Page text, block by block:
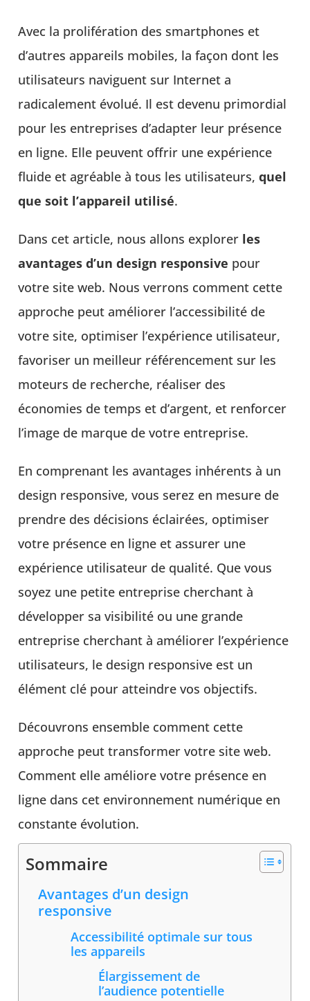
Avec la prolifération des smartphones et
d’autres appareils mobiles, la façon dont les
utilisateurs naviguent sur Internet a
radicalement évolué. Il est devenu primordial
pour les entreprises d’adapter leur présence
en ligne. Elle peuvent offrir une expérience
fluide et agréable à tous les utilisateurs,quel
que soit l’appareil utilisé.
Dans cet article, nous allons explorer les
avantages d’un design responsive pour
votre site web. Nous verrons comment cette
approche peut améliorer l’accessibilité de
votre site, optimiser l’expérience utilisateur,
favoriser un meilleur référencement sur les
moteurs de recherche, réaliser des
économies de temps et d’argent, et renforcer
l’image de marque de votre entreprise.
En comprenant les avantages inhérents à un
design responsive, vous serez en mesure de
prendre des décisions éclairées, optimiser
votre présence en ligne et assurer une
expérience utilisateur de qualité. Que vous
soyez une petite entreprise cherchant à
développer sa visibilité ou une grande
entreprise cherchant à améliorer l’expérience
utilisateurs, le design responsive est un
élément clé pour atteindre vos objectifs.
Découvrons ensemble comment cette
approche peut transformer votre site web.
Comment elle améliore votre présence en
ligne dans cet environnement numérique en
constante évolution.
Sommaire
Avantages d’un design
responsive
Accessibilité optimale sur tous
les appareils
Élargissement de
l’audience potentielle